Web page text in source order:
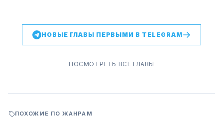
НОВЫЕ ГЛАВЫ ПЕРВЫМИ В TELEGRAM
ПОСМОТРЕТЬ ВСЕ ГЛАВЫ
ПОХОЖИЕ ПО ЖАНРАМ